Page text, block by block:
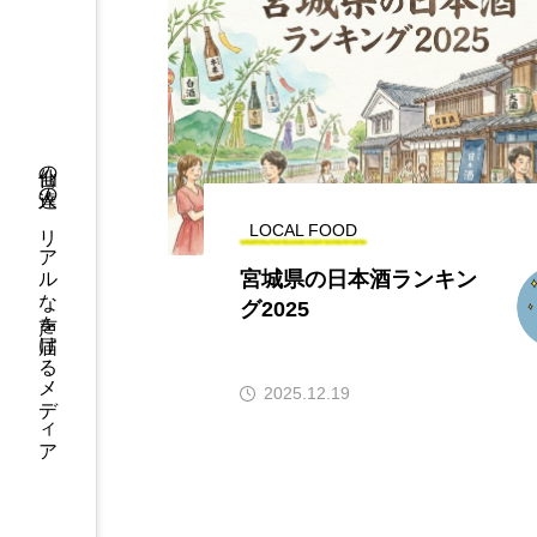
仙台の人達の、リアルな声を届けるメディア LOCAL FOOD
宮城県の日本酒ランキン
グ2025
2025.12.19